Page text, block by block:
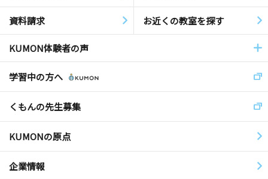
資料請求 お近くの教室を探す
KUMON体験者の声
学習中の方へ
くもんの先生募集
KUMONの原点
企業情報